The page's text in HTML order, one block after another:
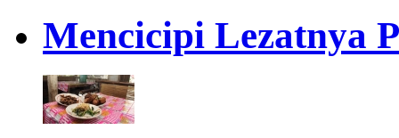
Mencicipi Lezatnya